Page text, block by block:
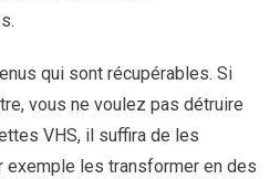
qui sont récupérables. Si
vous ne voulez pas détruire
VHS, il suffira de les
exemple les transformer en des